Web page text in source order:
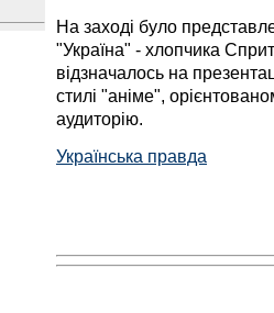
На заході було
"Україна" - хлопчика
відзначалось на
стилі "аніме",
аудиторію.
Українська правда